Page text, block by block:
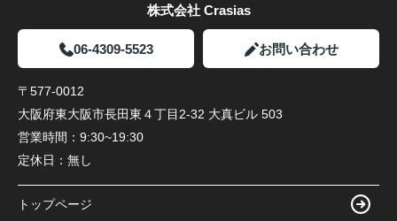
株式会社 Crasias
06-4309-5523 お問い合わせ
〒577-0012
大阪府東大阪市長田東４丁目2-32 大真ビル 503
営業時間： 9:30~19:30
定休日： 無し
トップページ